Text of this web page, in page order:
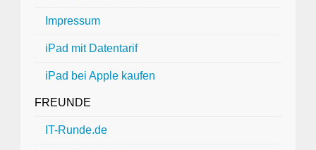
Impressum
iPad mit Datentarif
iPad bei Apple kaufen
FREUNDE
IT-Runde.de